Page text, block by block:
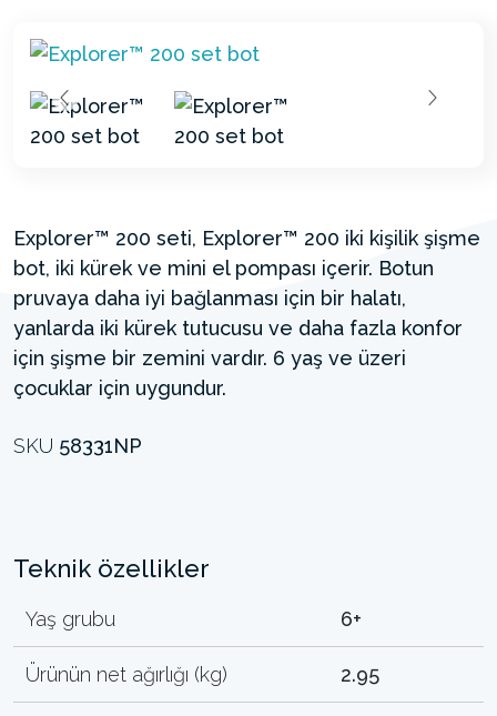
Explorer™ 200 seti, Explorer™ 200 iki kişilik şişme
bot, iki kürek ve mini el pompası içerir. Botun
pruvaya daha iyi bağlanması için bir halatı,
yanlarda iki kürek tutucusu ve daha fazla konfor
için şişme bir zemini vardır. 6 yaş ve üzeri
çocuklar için uygundur.
SKU 58331NP
Teknik özellikler
Yaş grubu 6+
Ürünün net ağırlığı (kg) 2.95